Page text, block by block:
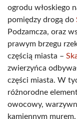
ogrodu włoskiego
pomiędzy drogą do
Podzamcza, oraz
prawym brzegu
częścią miasta –
zwierzyńca
części miasta. W
różnorodne
owocowy,
kamiennym